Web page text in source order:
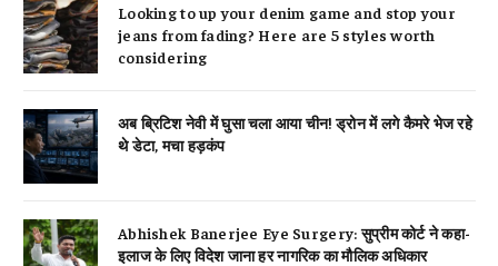
Looking to up your denim game and stop your
jeans from fading? Here are 5 styles worth
considering
अब ब्रिटिश नेवी में घुसा चला आया चीन! ड्रोन में लगे कैमरे भेज रहे
थे डेटा, मचा हड़कंप
Abhishek Banerjee Eye Surgery: सुप्रीम कोर्ट ने कहा-
इलाज के लिए विदेश जाना हर नागरिक का मौलिक अधिकार